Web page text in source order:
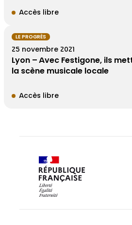
Accès libre
LE PROGRÈS
25 novembre 2021
Lyon – Avec Festigone, ils
la scène musicale locale
Accès libre